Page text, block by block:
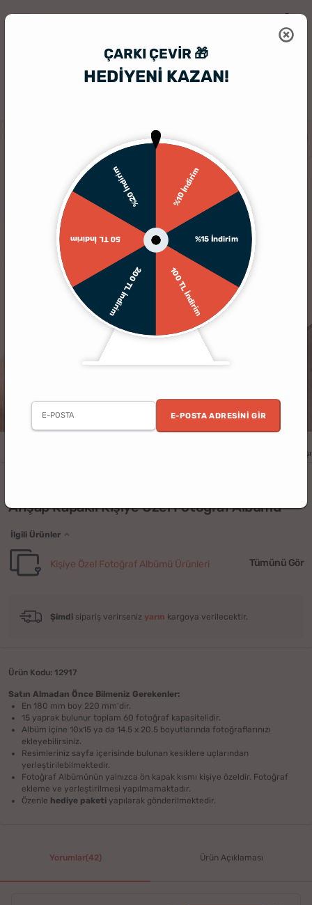
ÇARKI ÇEVIR 🎁
HEDİYENİ KAZAN!
%10 İndirim
%15 İndirim
100 TL İndirim
200 TL İndirim
50 TL İndirim
%20 İndirim
E-POSTA ADRESINI GIR
Yılbaşı
Ahşap Kapaklı Kişiye Özel Fotoğraf Albümü
İlgili Ürünler
Kişiye Özel Fotoğraf Albümü Ürünleri Tümünü Gör
Şimdi sipariş verirseniz yarın kargoya verilecektir.
Ürün Kodu: 12917
Satın Almadan Önce Bilmeniz Gerekenler:
En 180 mm boy 220 mm'dir.
15 yaprak bulunur toplam 60 fotoğraf kapasitelidir.
Albüm içine 10x15 ya da 14.5 x 20.5 boyutlarında fotoğraflarınızı
ekleyebilirsiniz.
Resimleriniz sayfa içerisinde bulunan kesiklere uçlarından
yerleştirilebilmektedir.
Fotoğraf Albümünün yalnızca ön kapak kısmı kişiye özeldir. Fotoğraf
ekleme ve yerleştirilmesi yapılmamaktadır.
Özenle hediye paketi yapılarak gönderilmektedir.
Yorumlar(42) Ürün Açıklaması